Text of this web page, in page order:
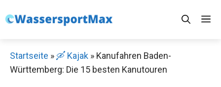
Inhalt
Startseite » 🛶 Kajak » Kanufahren Baden-
Württemberg: Die 15 besten Kanutouren